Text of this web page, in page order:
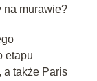
na murawie?
etapu
a także Paris